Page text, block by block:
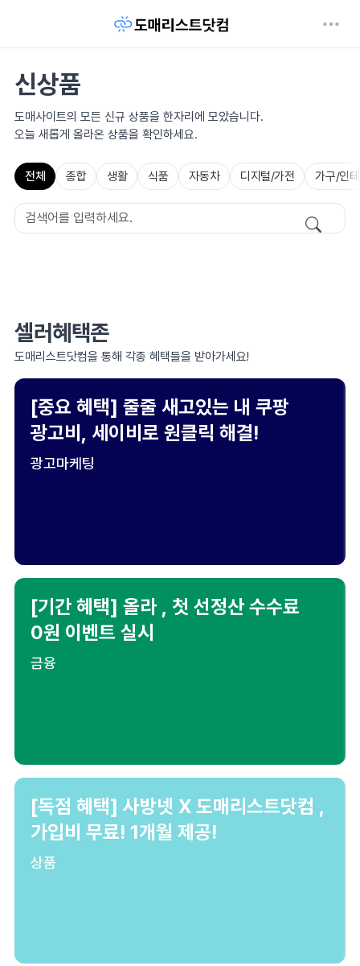
신상품
도매사이트의 모든 신규 상품을 한자리에 모았습니다.
오늘 새롭게 올라온 상품을 확인하세요.
전체 종합 생활 식품 자동차 디지털/가전 가구/인
셀러혜택존
도매리스트닷컴을 통해 각종 혜택들을 받아가세요!
[중요 혜택] 줄줄 새고있는 내 쿠팡
광고비, 세이비로 원클릭 해결!
광고마케팅
[기간 혜택] 올라 , 첫 선정산 수수료
0원 이벤트 실시
금융
[독점 혜택] 사방넷 X 도매리스트닷컴 ,
가입비 무료! 1개월 제공!
상품